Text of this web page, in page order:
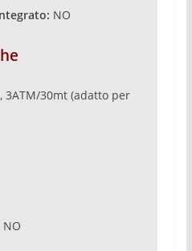
NO
3ATM/30mt (adatto per
NO